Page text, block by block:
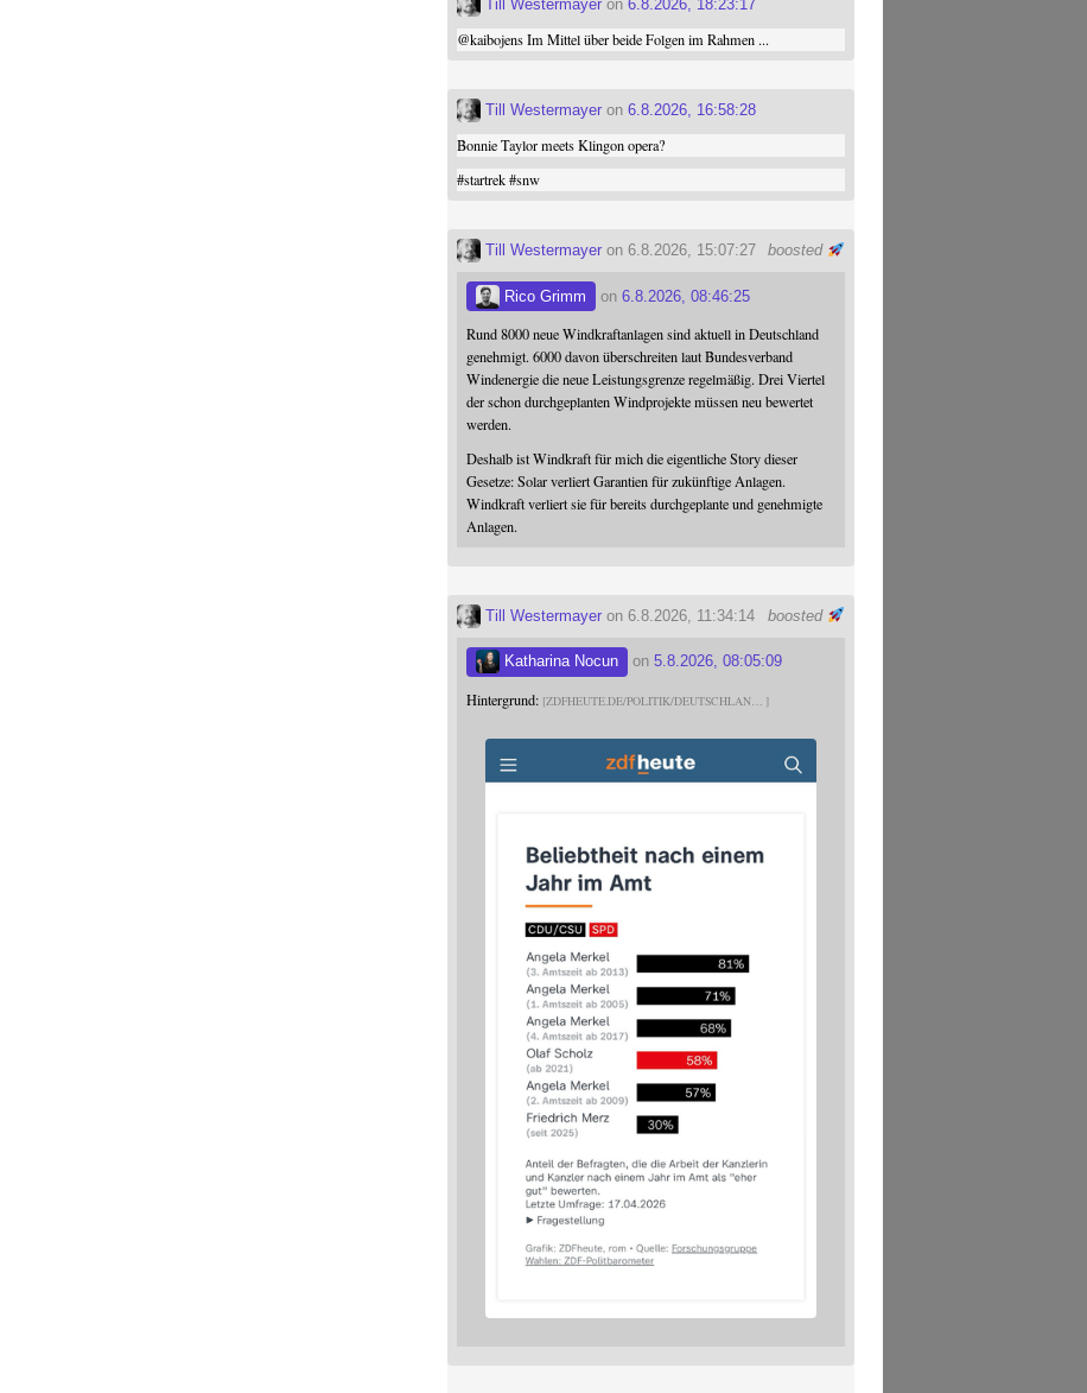
Till Westermayer on6.8.2026, 18:23:17
@kaibojensIm Mittel über beide Folgen im Rahmen ...
Till Westermayer on6.8.2026, 16:58:28
Bonnie Taylor meets Klingon opera?
#startrek #snw
boosted
Till Westermayer on 6.8.2026, 15:07:27
Rico Grimm on6.8.2026, 08:46:25
Rund 8000 neue Windkraftanlagen sind aktuell in Deutschland
genehmigt. 6000 davon überschreiten laut Bundesverband
Windenergie die neue Leistungsgrenze regelmäßig. Drei Viertel
der schon durchgeplanten Windprojekte müssen neu bewertet
werden.
Deshalb ist Windkraft für mich die eigentliche Story dieser
Gesetze: Solar verliert Garantien für zukünftige Anlagen.
Windkraft verliert sie für bereits durchgeplante und genehmigte
Anlagen.
boosted
Till Westermayer on 6.8.2026, 11:34:14
Katharina Nocun on5.8.2026, 08:05:09
Hintergrund: ZDFHEUTE.DE/POLITIK/DEUTSCHLAN